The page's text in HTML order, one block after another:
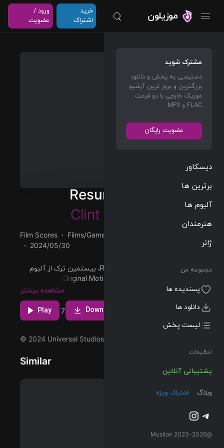
موزیلون
خرید
اشتراک
ورود /
عضویت
مشترک شوید
دسترسی به پخش و دانلود
بزرگترین و بروز ترین آرشیو
موزیک خارجی با دو فرمت
FLAC و MP3
عضویت رایگان
دیسکاور
برترین ها
آلبوم ها
هنرمندان
ژانر
مجموعه من
پسندیده ها
دانلود ها
لیست پخش
تنظیمات
پشتیبانی آنلاین
وبلاگ اشتراک ویژه
تلگراماینستاگرم
@2023-2026 Musilon
Resurrection
Clint Mansell
Film Scores Films/Games
2024/05/30
پخش و دانلود آهنگ Resurrection، بیستمین ترک از آلبوم
Doom (Original Motion Picture Soundtrack / Deluxe
Edition) که توسط Clint Mansell اجرا شده است را میتوانید با
مشاهده بیشتر
Play 7 Download
© 2024 Universal Studios, Distributed by Concord.
Similar